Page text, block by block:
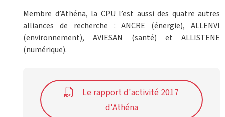
Membre d’Athéna, la CPU l’est aussi des quatre autres
alliances de recherche : ANCRE (énergie), ALLENVI
(environnement), AVIESAN (santé) et ALLISTENE
(numérique).
Le rapport d'activité 2017
d'Athéna